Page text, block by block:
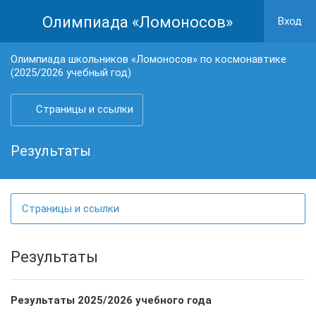
Олимпиада «Ломоносов» Вход
Олимпиада школьников «Ломоносов» по космонавтике
(2025/2026 учебный год)
Страницы и ссылки
Результаты
Страницы и ссылки
Результаты
Результаты 2025/2026 учебного года